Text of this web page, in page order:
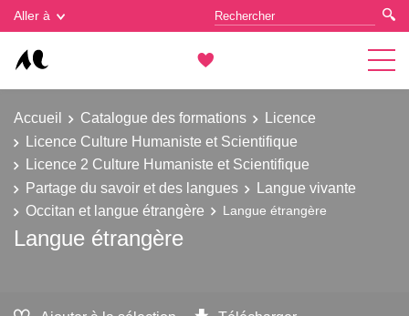
Aller à
Accueil Catalogue des formations
Licence
Licence Culture Humaniste et Scientifique
Licence 2 Culture Humaniste et Scientifique
Partage du savoir et des langues
Langue vivante
Occitan et langue étrangère
Langue étrangère
Langue étrangère
Gestion des cookies